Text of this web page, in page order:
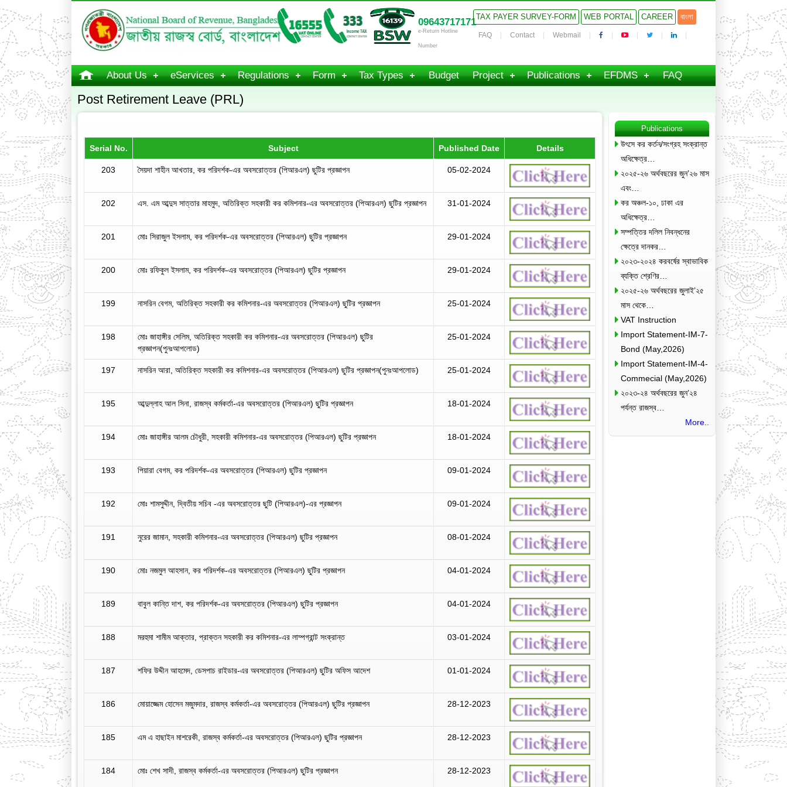
09643717171
e-Return Hotline
Number
TAX PAYER SURVEY-FORM WEB PORTAL CAREER বাংলা
FAQ Contact Webmail
About Us eServices Regulations Form Tax Types Budget Project Publications EFDMS FAQ
Post Retirement Leave (PRL)
Serial No. Subject Published Date Details
203 সৈয়দা শাহীন আখতার, কর পরিদর্শক-এর অবসরোত্তর (পিআরএল) ছুটির প্রজ্ঞাপন 05-02-2024
202 এস. এম আব্দুস সাত্তার মাহমুদ, অতিরিক্ত সহকারী কর কমিশনার-এর অবসরোত্তর (পিআরএল) ছুটির প্রজ্ঞাপন 31-01-2024
201 মোঃ সিরাজুল ইসলাম, কর পরিদর্শক-এর অবসরোত্তর (পিআরএল) ছুটির প্রজ্ঞাপন 29-01-2024
200 মোঃ রফিকুল ইসলাম, কর পরিদর্শক-এর অবসরোত্তর (পিআরএল) ছুটির প্রজ্ঞাপন 29-01-2024
199 নাসরিন বেগম, অতিরিক্ত সহকারী কর কমিশনার-এর অবসরোত্তর (পিআরএল) ছুটির প্রজ্ঞাপন 25-01-2024
198
মোঃ জাহাঙ্গীর সেলিম, অতিরিক্ত সহকারী কর কমিশনার-এর অবসরোত্তর (পিআরএল) ছুটির
প্রজ্ঞাপন(পুনঃআপলোড)
25-01-2024
197 নাসরিন আরা, অতিরিক্ত সহকারী কর কমিশনার-এর অবসরোত্তর (পিআরএল) ছুটির প্রজ্ঞাপন(পুনঃআপলোড) 25-01-2024
195 আব্দুল্লাহ আল সিনা, রাজস্ব কর্মকর্তা-এর অবসরোত্তর (পিআরএল) ছুটির প্রজ্ঞাপন 18-01-2024
194 মোঃ জাহাঙ্গীর আলম চৌধুরী, সহকারী কমিশনার-এর অবসরোত্তর (পিআরএল) ছুটির প্রজ্ঞাপন 18-01-2024
193 পিয়ারা বেগম, কর পরিদর্শক-এর অবসরোত্তর (পিআরএল) ছুটির প্রজ্ঞাপন 09-01-2024
192 মোঃ শামসুদ্দীন, দ্বিতীয় সচিব -এর অবসরোত্তর ছুটি (পিআরএল)-এর প্রজ্ঞাপন 09-01-2024
191 নুরের জামান, সহকারী কমিশনার-এর অবসরোত্তর (পিআরএল) ছুটির প্রজ্ঞাপন 08-01-2024
190 মোঃ নজমুল আহসান, কর পরিদর্শক-এর অবসরোত্তর (পিআরএল) ছুটির প্রজ্ঞাপন 04-01-2024
189 বাবুল কান্তি দাশ, কর পরিদর্শক-এর অবসরোত্তর (পিআরএল) ছুটির প্রজ্ঞাপন 04-01-2024
188 মরহুমা শামীম আক্তার, প্রাক্তন সহকারী কর কমিশনার-এর লাম্পগ্রান্ট সংক্রান্ত 03-01-2024
187 শফির উদ্দীন আহমেদ, ডেসপাচ রাইডার-এর অবসরোত্তর (পিআরএল) ছুটির অফিস আদেশ 01-01-2024
186 মোয়াজ্জেম হোসেন মজুমদার, রাজস্ব কর্মকর্তা-এর অবসরোত্তর (পিআরএল) ছুটির প্রজ্ঞাপন 28-12-2023
185 এম এ হাছাইন মাশরেকী, রাজস্ব কর্মকর্তা-এর অবসরোত্তর (পিআরএল) ছুটির প্রজ্ঞাপন 28-12-2023
184 মোঃ শেখ সাদী, রাজস্ব কর্মকর্তা-এর অবসরোত্তর (পিআরএল) ছুটির প্রজ্ঞাপন 28-12-2023
Publications
উৎসে কর কর্তন/সংগ্রহ সংক্রান্ত
অধিক্ষেত্র…
২০২৫-২৬ অর্থবছরের জুন’২৬ মাস
এবং…
কর অঞ্চল-১০, ঢাকা এর
অধিক্ষেত্র…
সম্পত্তির দলিল নিবন্ধনের
ক্ষেত্রে দানকর…
২০২৩-২০২৪ করবর্ষের স্বাভাবিক
ব্যক্তি শ্রেণির…
২০২৫-২৬ অর্থবছরের জুলাই’২৫
মাস থেকে…
VAT Instruction
Import Statement-IM-7-
Bond (May,2026)
Import Statement-IM-4-
Commecial (May,2026)
২০২৩-২৪ অর্থবছরের জুন’২৪
পর্যন্ত রাজস্ব…
More..